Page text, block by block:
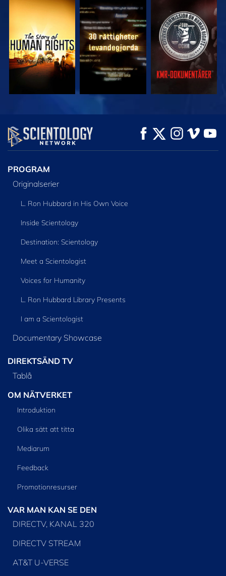
TITTA TITTA TITTA
TITTA
UTFORSKA
SERIEN
PROGRAM
Originalserier
L. Ron Hubbard in His Own Voice
Inside Scientology
Destination: Scientology
Meet a Scientologist
Voices for Humanity
L. Ron Hubbard Library Presents
I am a Scientologist
Documentary Showcase
DIREKTSÄND TV
Tablå
OM NÄTVERKET
Introduktion
Olika sätt att titta
Mediarum
Feedback
Promotionresurser
VAR MAN KAN SE DEN
DIRECTV, KANAL 320
DIRECTV STREAM
AT&T U-VERSE